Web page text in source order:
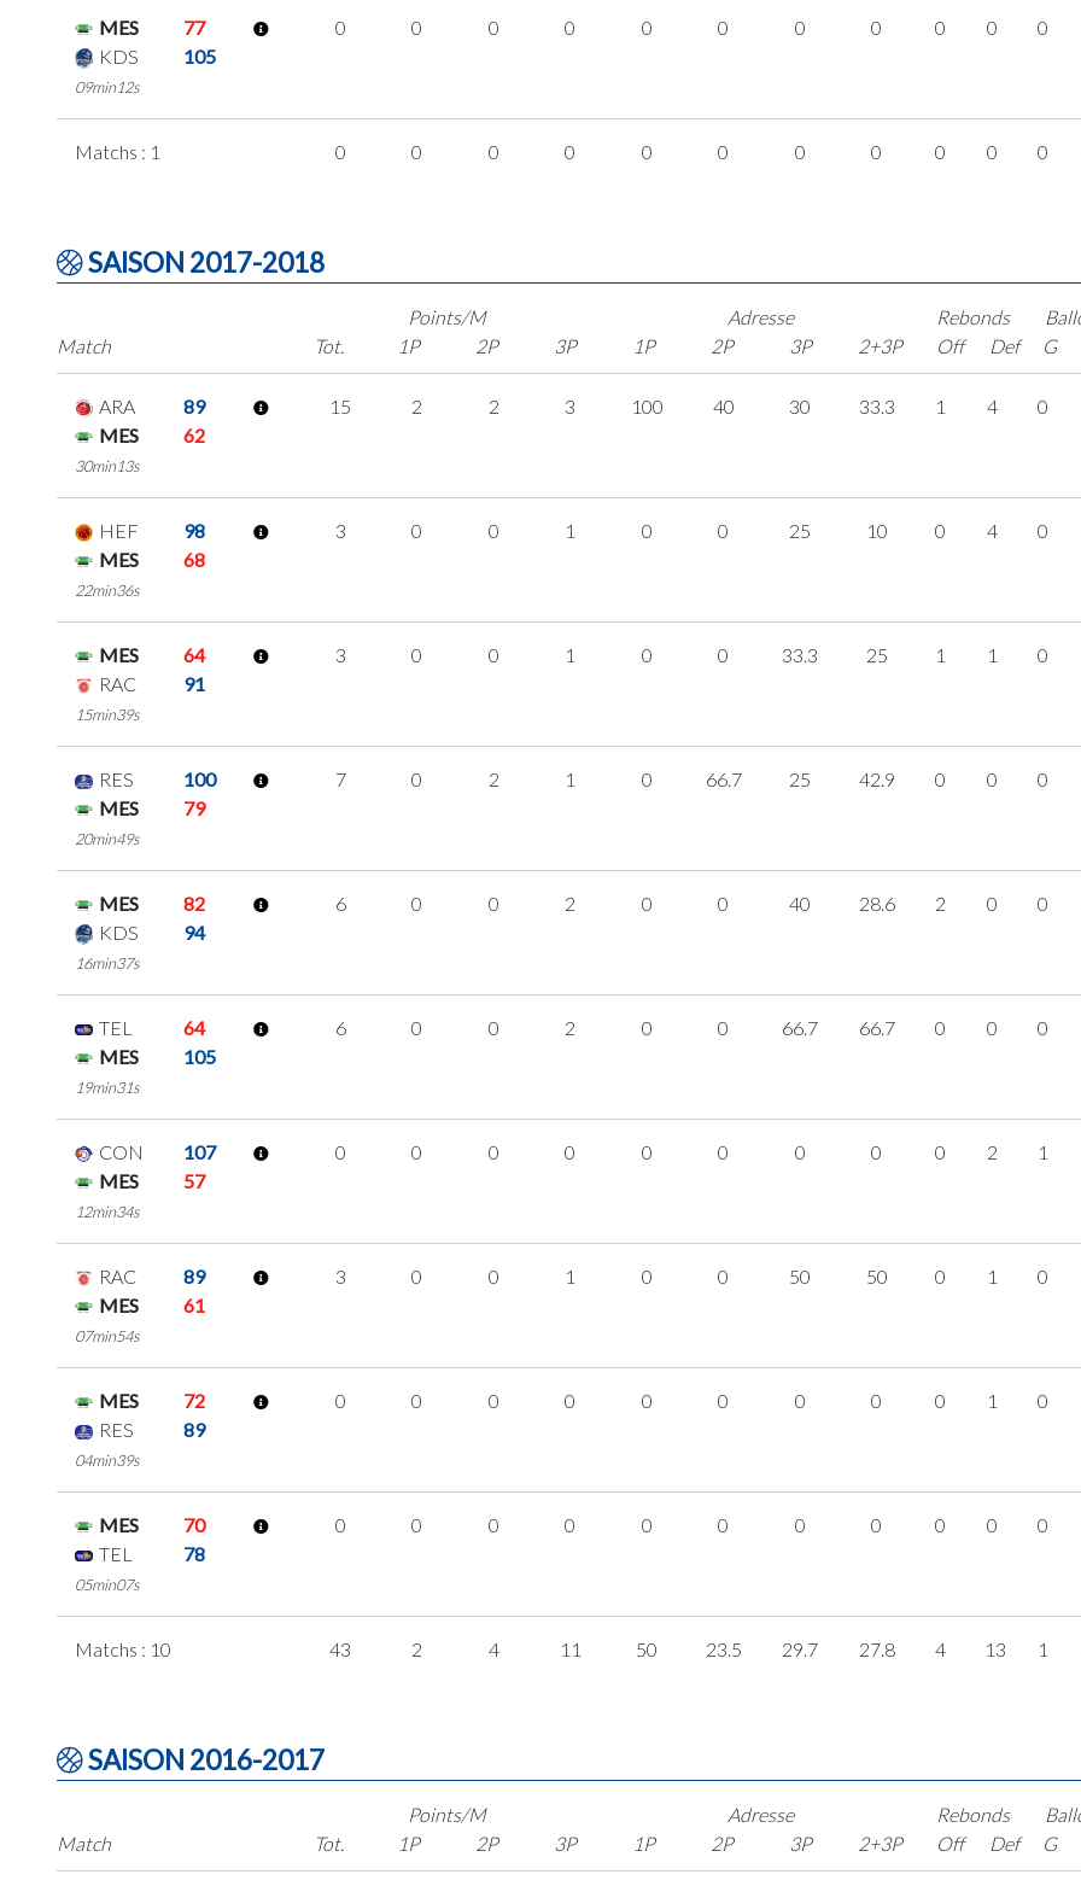
MES
77
KDS
105
09min12s
0 0 0 0 0 0 0 0 0 0 0
Matchs : 1 0 0 0 0 0 0 0 0 0 0 0
SAISON 2017-2018
Match
Points/M
Tot.
1P 2P 3P
Adresse
1P
2P 3P 2+3P
Rebonds
Off
Def
G
ARA
89
MES
62
30min13s
15 2 2 3 100 40 30 33.3 1 4 0
HEF
98
MES
68
22min36s
3 0 0 1 0 0 25 10 0 4 0
MES
64
RAC
91
15min39s
3 0 0 1 0 0 33.3 25 1 1 0
RES
100
MES
79
20min49s
7 0 2 1 0 66.7 25 42.9 0 0 0
MES
82
KDS
94
16min37s
6 0 0 2 0 0 40 28.6 2 0 0
TEL
64
MES
105
19min31s
6 0 0 2 0 0 66.7 66.7 0 0 0
CON
107
MES
57
12min34s
0 0 0 0 0 0 0 0 0 2 1
RAC
89
MES
61
07min54s
3 0 0 1 0 0 50 50 0 1 0
MES
72
RES
89
04min39s
0 0 0 0 0 0 0 0 0 1 0
MES
70
TEL
78
05min07s
0 0 0 0 0 0 0 0 0 0 0
Matchs : 10 43 2 4 11 50 23.5 29.7 27.8 4 13 1
SAISON 2016-2017
Match
Points/M
Tot.
1P 2P 3P
Adresse
1P
2P 3P 2+3P
Rebonds
Off
Def
G